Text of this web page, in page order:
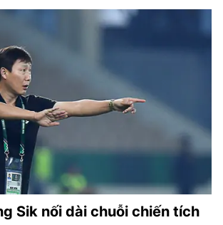
Sik nối dài chuỗi chiến tích